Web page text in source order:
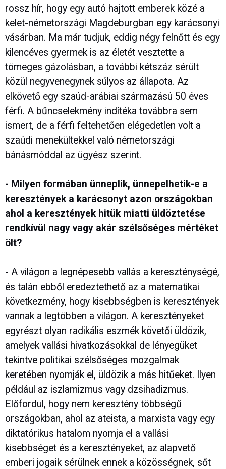
rossz hír, hogy egy autó hajtott emberek közé a
kelet-németországi Magdeburgban egy karácsonyi
vásárban. Ma már tudjuk, eddig négy felnőtt és egy
kilencéves gyermek is az életét vesztette a
tömeges gázolásban, a további kétszáz sérült
közül negyvenegynek súlyos az állapota. Az
elkövető egy szaúd-arábiai származású 50 éves
férfi. A bűncselekmény indítéka továbbra sem
ismert, de a férfi feltehetően elégedetlen volt a
szaúdi menekültekkel való németországi
bánásmóddal az ügyész szerint.
- Milyen formában ünneplik, ünnepelhetik-e a
keresztények a karácsonyt azon országokban
ahol a keresztények hitük miatti üldöztetése
rendkívül nagy vagy akár szélsőséges mértéket
ölt?
- A világon a legnépesebb vallás a kereszténységé,
és talán ebből eredeztethető az a matematikai
következmény, hogy kisebbségben is keresztények
vannak a legtöbben a világon. A keresztényeket
egyrészt olyan radikális eszmék követői üldözik,
amelyek vallási hivatkozásokkal de lényegüket
tekintve politikai szélsőséges mozgalmak
keretében nyomják el, üldözik a más hitűeket. Ilyen
például az iszlamizmus vagy dzsihadizmus.
Előfordul, hogy nem keresztény többségű
országokban, ahol az ateista, a marxista vagy egy
diktatórikus hatalom nyomja el a vallási
kisebbséget és a keresztényeket, az alapvető
emberi jogaik sérülnek ennek a közösségnek, sőt